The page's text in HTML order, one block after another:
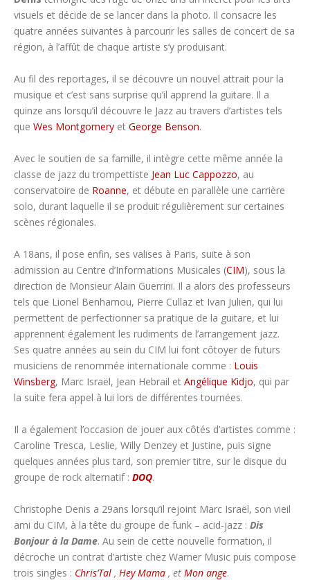
visuels et décide de se lancer dans la photo. Il consacre les
quatre années suivantes à parcourir les salles de concert de sa
région, à l’affût de chaque artiste s’y produisant.
Au fil des reportages, il se découvre un nouvel attrait pour la
musique et c’est sans surprise qu’il apprend la guitare. Il a
quinze ans lorsqu’il découvre le Jazz au travers d’artistes tels
que Wes Montgomery et George Benson.
Avec le soutien de sa famille, il intègre cette même année la
classe de jazz du trompettiste Jean Luc Cappozzo, au
conservatoire de Roanne, et débute en parallèle une carrière
solo, durant laquelle il se produit régulièrement sur certaines
scènes régionales.
A 18ans, il pose enfin, ses valises à Paris, suite à son
admission au Centre d’Informations Musicales (CIM), sous la
direction de Monsieur Alain Guerrini. Il a alors des professeurs
tels que Lionel Benhamou, Pierre Cullaz et Ivan Julien, qui lui
permettent de perfectionner sa pratique de la guitare, et lui
apprennent également les rudiments de l’arrangement jazz.
Ses quatre années au sein du CIM lui font côtoyer de futurs
musiciens de renommée internationale comme : Louis
Winsberg, Marc Israël, Jean Hebrail et Angélique Kidjo, qui par
la suite fera appel à lui lors de différentes tournées.
Il a également l’occasion de jouer aux côtés d’artistes comme :
Caroline Tresca, Leslie, Willy Denzey et Justine, puis signe
quelques années plus tard, son premier titre, sur le disque du
groupe de rock alternatif : DOQ.
Christophe Denis a 29ans lorsqu’il rejoint Marc Israël, son vieil
ami du CIM, à la tête du groupe de funk – acid-jazz : Dis
Bonjour à la Dame. Au sein de cette nouvelle formation, il
décroche un contrat d’artiste chez Warner Music puis compose
trois singles : Chris’Tal , Hey Mama , et Mon ange.